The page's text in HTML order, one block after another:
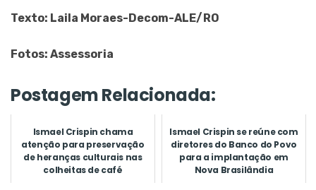
Texto: Laila Moraes-Decom-ALE/RO
Fotos: Assessoria
Postagem Relacionada:
Ismael Crispin chama
atenção para preservação
de heranças culturais nas
colheitas de café
Ismael Crispin se reúne com
diretores do Banco do Povo
para a implantação em
Nova Brasilândia